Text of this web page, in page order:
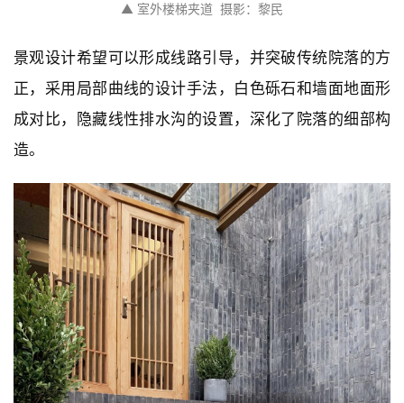
▲ 室外楼梯夹道  摄影：黎民
景观设计希望可以形成线路引导，并突破传统院落的方
正，采用局部曲线的设计手法，白色砾石和墙面地面形
成对比，隐藏线性排水沟的设置，深化了院落的细部构
造。